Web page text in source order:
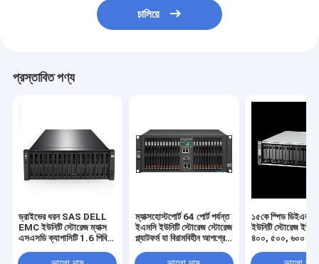
চালিয়ে
প্রস্তাবিত পণ্য
ড্রাইভের ধরন SAS DELL
EMC ইউনিটি স্টোরেজ ম্যাক্স
এসএসডি ক্যাপাসিটি 1.6 পিবি
স্কেলযোগ্য স্টোরেজ অবকাঠামো
ম্যাক্সহোস্টপোর্ট 64 পোর্ট পর্যন্ত
ইএমসি ইউনিটি স্টোরেজ স্টোরেজ
প্ল্যাটফর্ম যা বিরামবিহীন আপগ্রেড
জন্য ব্যর্থতার প্রস্তাব দেয়
১৫কে স্পিড ডিইএল
ইউনিটি স্টোরেজ
৪০০, ৫০০, ৬০০
পিবি ডেটা স্টোরেজের